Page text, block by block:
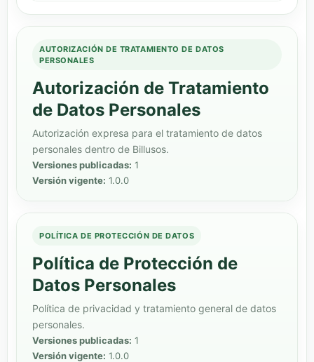
AUTORIZACIÓN DE TRATAMIENTO DE DATOS
PERSONALES
Autorización de Tratamiento
de Datos Personales
Autorización expresa para el tratamiento de datos
personales dentro de Billusos.
Versiones publicadas: 1
Versión vigente: 1.0.0
POLÍTICA DE PROTECCIÓN DE DATOS
Política de Protección de
Datos Personales
Política de privacidad y tratamiento general de datos
personales.
Versiones publicadas: 1
Versión vigente: 1.0.0